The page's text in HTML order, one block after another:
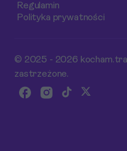
Regulamin
Polityka prywatności
© 2025 - 2026
zastrzeżone.